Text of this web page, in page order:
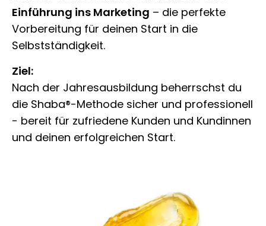
Einführung ins Marketing – die perfekte
Vorbereitung für deinen Start in die
Selbstständigkeit.
Ziel:
Nach der Jahresausbildung beherrschst du
die Shaba®-Methode sicher und professionell
- bereit für zufriedene Kunden und Kundinnen
und deinen erfolgreichen Start.